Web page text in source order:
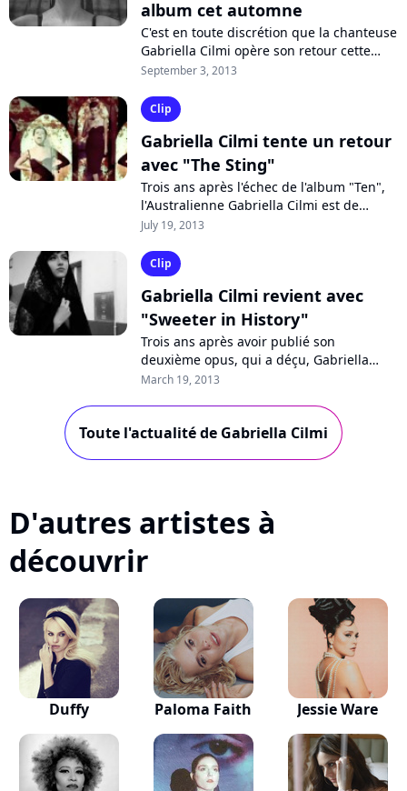
album cet automne
C'est en toute discrétion que la chanteuse
Gabriella Cilmi opère son retour cette
année avec l'album "The Sting", en bacs
September 3, 2013
Clip
Gabriella Cilmi tente un retour
avec "The Sting"
Trois ans après l'échec de l'album "Ten",
l'Australienne Gabriella Cilmi est de
retour avec le single "The Sing",
July 19, 2013
Clip
Gabriella Cilmi revient avec
"Sweeter in History"
Trois ans après avoir publié son
deuxième opus, qui a déçu, Gabriella
Cilmi dévoile un nouveau single, "Sweeter
March 19, 2013
Toute l'actualité de Gabriella Cilmi
D'autres artistes à
découvrir
Duffy Paloma Faith Jessie Ware